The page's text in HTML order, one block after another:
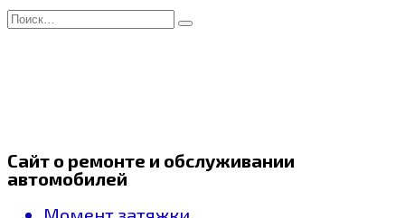
Перейти
к
Search
for:
Сайт о ремонте и обслуживании
автомобилей